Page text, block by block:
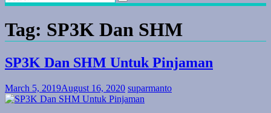
Tag: SP3K Dan SHM
SP3K Dan SHM Untuk Pinjaman
March 5, 2019August 16, 2020 suparmanto